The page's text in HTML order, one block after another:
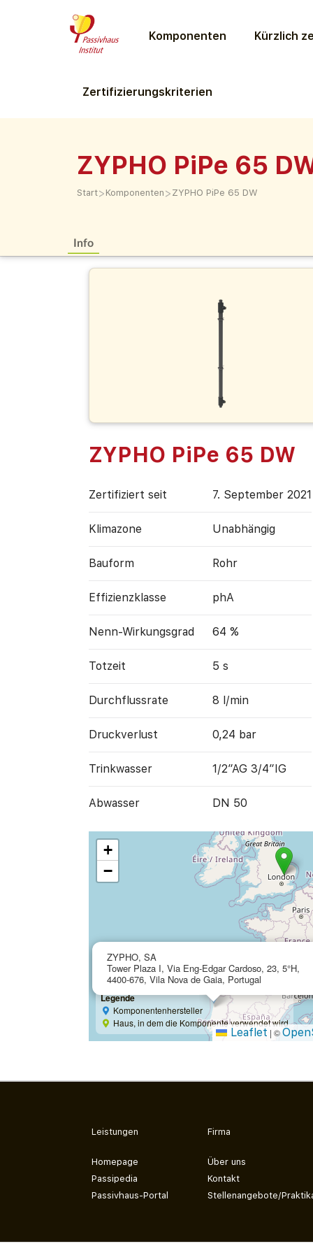
Komponenten Kürzlich
Zertifizierungs­kriterien
ZYPHO PiPe 65
Start> Komponenten > ZYPHO PiPe 65 DW
Info
ZYPHO PiPe 65 DW
Zertifiziert seit 7. September 2021
Klimazone Unabhängig
Bauform Rohr
Effizienz­klasse phA
Nenn-Wirkungs­grad 64 %
Totzeit 5 s
Durch­flussrate 8 l/min
Druckverlust 0,24 bar
Trink­wasser 1/2”AG 3/4”IG
Abwasser DN 50
ZYPHO, SA
Tower Plaza I, Via Eng-Edgar Cardoso, 23, 5°H,
4400-676, Vila Nova de Gaia, Portugal
+
−
Legende
Komponentenhersteller
Haus, in dem die Komponente verwendet wird
Leaflet | ©
Leistungen
Homepage
Passipedia
Passivhaus-Portal
Firma
Über uns
Kontakt
Stellenangebote/